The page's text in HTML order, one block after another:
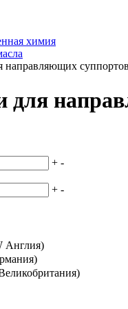
химия
направляющих суппортов
для
+ -
+ -
Англия)